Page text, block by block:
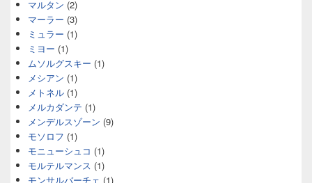
マルタン (2)
マーラー (3)
ミュラー (1)
ミヨー (1)
ムソルグスキー (1)
メシアン (1)
メトネル (1)
メルカダンテ (1)
メンデルスゾーン (9)
モソロフ (1)
モニューシュコ (1)
モルテルマンス (1)
モンサルバーチェ (1)